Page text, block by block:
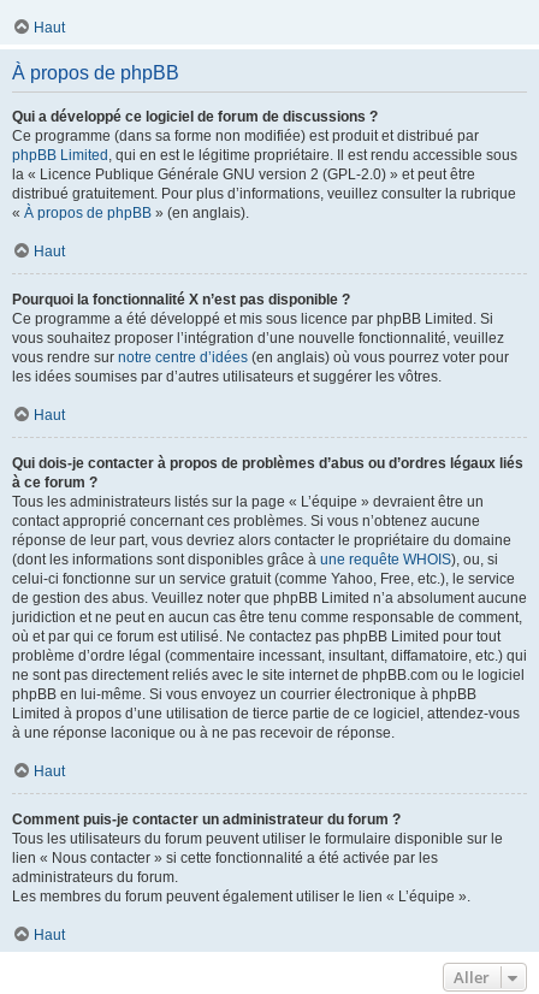
Haut
À propos de phpBB
Qui a développé ce logiciel de forum de discussions ?
Ce programme (dans sa forme non modifiée) est produit et distribué par
phpBB Limited , qui en est le légitime propriétaire. Il est rendu accessible sous
la « Licence Publique Générale GNU version 2 (GPL-2.0) » et peut être
distribué gratuitement. Pour plus d’informations, veuillez consulter la rubrique
« À propos de phpBB » (en anglais).
Haut
Pourquoi la fonctionnalité X n’est pas disponible ?
Ce programme a été développé et mis sous licence par phpBB Limited. Si
vous souhaitez proposer l’intégration d’une nouvelle fonctionnalité, veuillez
vous rendre sur notre centre d’idées (en anglais) où vous pourrez voter pour
les idées soumises par d’autres utilisateurs et suggérer les vôtres.
Haut
Qui dois-je contacter à propos de problèmes d’abus ou d’ordres légaux liés
à ce forum ?
Tous les administrateurs listés sur la page « L’équipe » devraient être un
contact approprié concernant ces problèmes. Si vous n’obtenez aucune
réponse de leur part, vous devriez alors contacter le propriétaire du domaine
(dont les informations sont disponibles grâce à une requête WHOIS), ou, si
celui-ci fonctionne sur un service gratuit (comme Yahoo, Free, etc.), le service
de gestion des abus. Veuillez noter que phpBB Limited n’a absolument aucune
juridiction et ne peut en aucun cas être tenu comme responsable de comment,
où et par qui ce forum est utilisé. Ne contactez pas phpBB Limited pour tout
problème d’ordre légal (commentaire incessant, insultant, diffamatoire, etc.) qui
ne sont pas directement reliés avec le site internet de phpBB.com ou le logiciel
phpBB en lui-même. Si vous envoyez un courrier électronique à phpBB
Limited à propos d’une utilisation de tierce partie de ce logiciel, attendez-vous
à une réponse laconique ou à ne pas recevoir de réponse.
Haut
Comment puis-je contacter un administrateur du forum ?
Tous les utilisateurs du forum peuvent utiliser le formulaire disponible sur le
lien « Nous contacter » si cette fonctionnalité a été activée par les
administrateurs du forum.
Les membres du forum peuvent également utiliser le lien « L’équipe ».
Haut
Aller